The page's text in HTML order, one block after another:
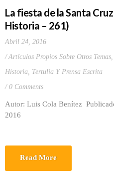
La fiesta de la Santa
Historia – 261)
Abril 24, 2016
Artículos Propios Sobre Otros Temas,
Historia, Tertulia Y Prensa Escrita
0 Comments
Autor: Luis Cola Benítez
2016
Read More